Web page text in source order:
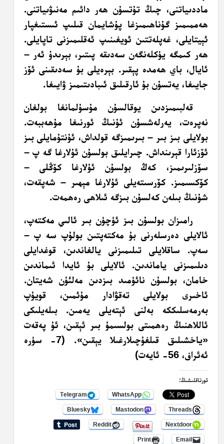
ماددىياتنى، چىڭ تۇتسۇن ھەر دائىم مەنىۋىياتنى.
ھەممىمىز گۇناھىمىزغا پۇشايمان قىلىپ ئىستىغپار
ئېيتايلى، غەپلەتتىن ئويغىنىپ ئەقلىمىزنى تاپايلى.
ھەر كىمگە يۈكلەنگەن سەدىقە پىتىر، بېرىدۇ ئەر –
ئايال، باي ھەمدە پېقىر. بېرەيلى بۇ سەدىقىنى ئۆز
جايىغا، يەتسۇن بۇ ئارقىلىق ئىبادىتىمىز ۋايىغا.
قەلبىمىزدىن يوقالسۇن مۇسۇلمانغا بولغان
نەپرەت، يەرلەشسۇن ئۇنىڭ ئورنىغا مۇھەببەت.
بولايلى بىز بىر – بىرىمىزگە قولداش، ئۇنتۇمايلى بىز
ئۆزئارا قېرىنداش. چىرايلىق بولسۇن ئۇلارغا گە پ –
سۆزلىرىمىز، كەڭ بولسۇن ئۇلارغا كۆڭلى –
كۆكسىمىز. كۆرسىتەيلى ئۇلارغا مېھىر – شەپقەت،
شۇنىڭ بىلەن كەلسۇن بىزگە ئىلاھى رەھمەت.
رامىزان بولسۇن بىز ئۈچۈن بىر ئالىي مەكتەپ،
ئالايلى دەرسلەرنى بۇ مەكتەپتىن بولۇپ سە پ –
سەپ. ساقلايلى تىلىمىزنى يالغاندىن، قوغدايلى
دىلىمىزنى ياماندىن. ئالايلى بۇ ئايدا ئىماندىن
خامان، بولسۇن نائۈمىد بىزدىن مەلئۇن شەيتان.
ئاخىرى بولايلى تەقۋادار مۇئمىن، قويۇپ
بەرمەسلىككە بەلنى ئېتەيلى يەمىن. بىلەيلىكى
ئاللاھنىڭ رەھمىتى بولسىمۇ بىر ئېقىن، ئۇ پەقەت
«ياخشىلىق قىلغۇچىلارغىلا يېقىن». (7- سۈرە
ئەئراف، 56- ئايەت)
ئورتاقلىشىڭ:
WhatsApp
Telegram
Threads
Mastodon
Bluesky
Nextdoor
Reddit
Email
Print